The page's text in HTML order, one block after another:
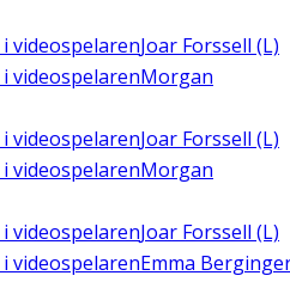
i videospelarenJoar Forssell (L)
i videospelarenMorgan
i videospelarenJoar Forssell (L)
i videospelarenMorgan
i videospelarenJoar Forssell (L)
i videospelarenEmma